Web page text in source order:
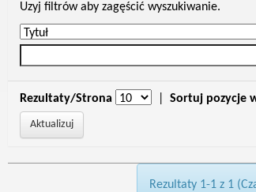
Uzyj filtrów aby zagęścić wyszukiwanie.
Rezultaty/Strona Sortuj pozycje
Rezultaty 1-1 z 1